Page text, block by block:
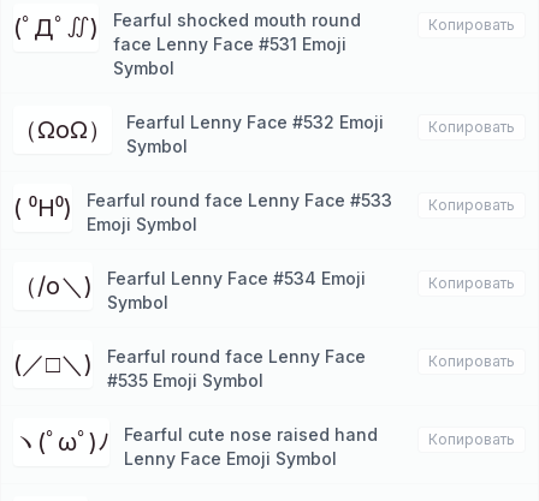
(ﾟДﾟ∬)
Fearful shocked mouth round
face Lenny Face #531 Emoji
Symbol
Копировать
（ΩoΩ）
Fearful Lenny Face #532 Emoji
Symbol
Копировать
( ⁰H⁰)
Fearful round face Lenny Face #533
Emoji Symbol
Копировать
（/o＼)
Fearful Lenny Face #534 Emoji
Symbol
Копировать
(／□＼)
Fearful round face Lenny Face
#535 Emoji Symbol
Копировать
ヽ(ﾟωﾟ)ﾉ
Fearful cute nose raised hand
Lenny Face Emoji Symbol
Копировать